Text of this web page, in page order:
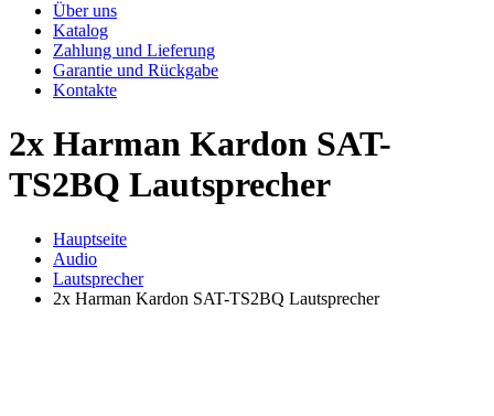
Über uns
Katalog
Zahlung und Lieferung
Garantie und Rückgabe
Kontakte
2x Harman Kardon SAT-
TS2BQ Lautsprecher
Hauptseite
Audio
Lautsprecher
2x Harman Kardon SAT-TS2BQ Lautsprecher